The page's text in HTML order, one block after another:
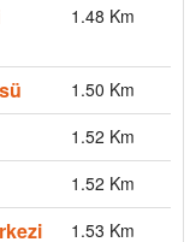
1.48 Km
1.50 Km
1.52 Km
1.52 Km
1.53 Km